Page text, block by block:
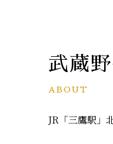
武蔵
ABOUT
JR「三鷹駅」